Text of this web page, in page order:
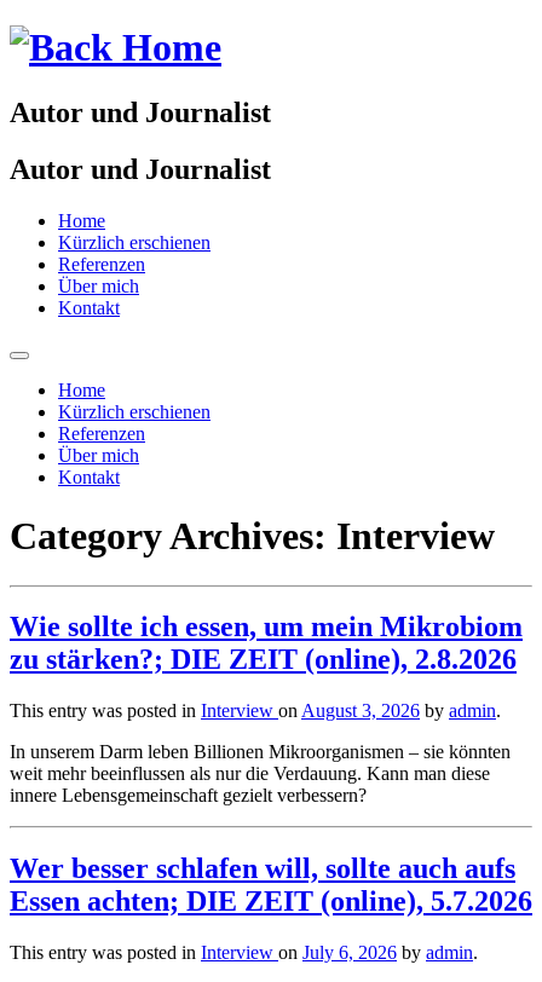
Autor und Journalist
Autor und Journalist
Home
Kürzlich erschienen
Referenzen
Über mich
Kontakt
Home
Kürzlich erschienen
Referenzen
Über mich
Kontakt
Category Archives: Interview
Wie sollte ich essen, um mein Mikrobiom
zu stärken?; DIE ZEIT (online), 2.8.2026
This entry was posted in Interview on August 3, 2026 by admin.
In unserem Darm leben Billionen Mikroorganismen – sie könnten
weit mehr beeinflussen als nur die Verdauung. Kann man diese
innere Lebensgemeinschaft gezielt verbessern?
Wer besser schlafen will, sollte auch aufs
Essen achten; DIE ZEIT (online), 5.7.2026
This entry was posted in Interview on July 6, 2026 by admin.